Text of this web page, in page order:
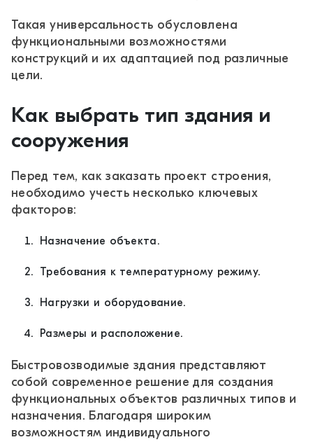
Такая универсальность обусловлена
функциональными возможностями
конструкций и их адаптацией под различные
цели.
Как выбрать тип здания и
сооружения
Перед тем, как заказать проект строения,
необходимо учесть несколько ключевых
факторов:
Назначение объекта.
Требования к температурному режиму.
Нагрузки и оборудование.
Размеры и расположение.
Быстровозводимые здания представляют
собой современное решение для создания
функциональных объектов различных типов и
назначения. Благодаря широким
возможностям индивидуального